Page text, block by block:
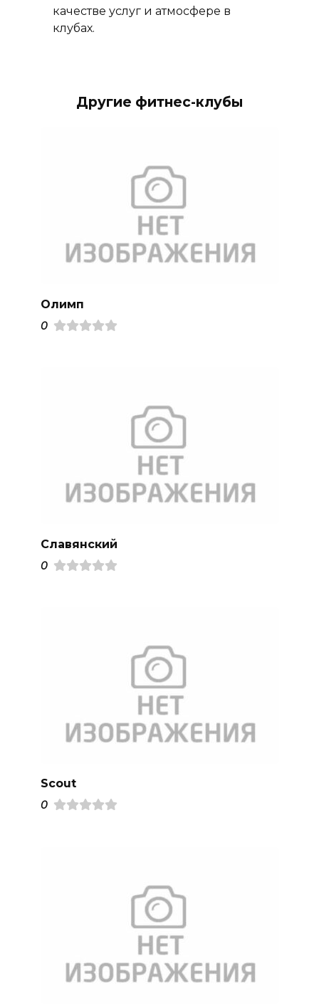
качестве услуг и атмосфере в
клубах.
Другие фитнес-клубы
Олимп
0
Славянский
0
Scout
0